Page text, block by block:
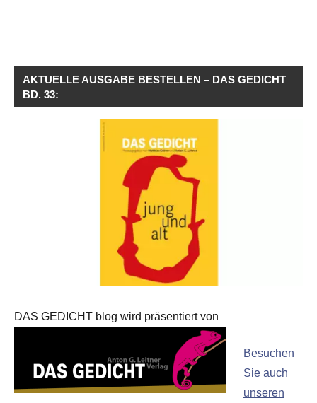
AKTUELLE AUSGABE BESTELLEN – DAS GEDICHT
BD. 33:
DAS GEDICHT blog wird präsentiert von
Besuchen
Sie auch
unseren